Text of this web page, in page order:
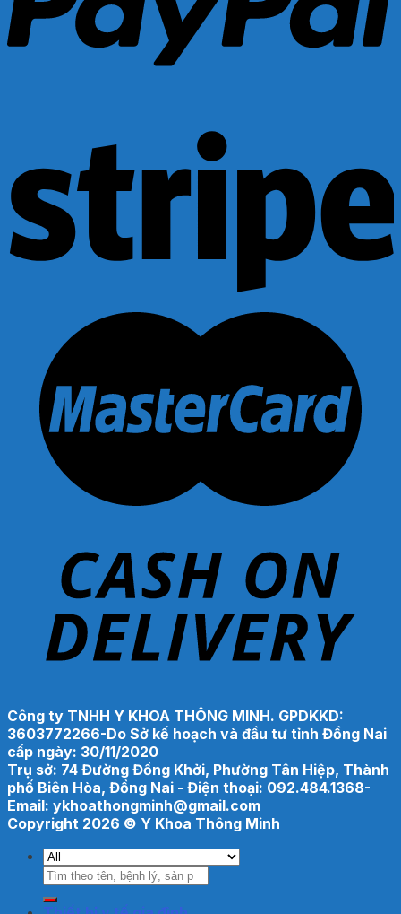
Công ty TNHH Y KHOA THÔNG MINH. GPDKKD:
3603772266-Do Sở kế hoạch và đầu tư tỉnh Đồng Nai
cấp ngày: 30/11/2020
Trụ sở: 74 Đường Đồng Khởi, Phường Tân Hiệp, Thành
phố Biên Hòa, Đồng Nai - Điện thoại: 092.484.1368-
Email: ykhoathongminh@gmail.com
Copyright 2026 © Y Khoa Thông Minh
Tìm
kiếm: